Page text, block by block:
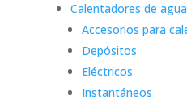
Calentadores de agua
Accesorios para
Depósitos
Eléctricos
Instantáneos